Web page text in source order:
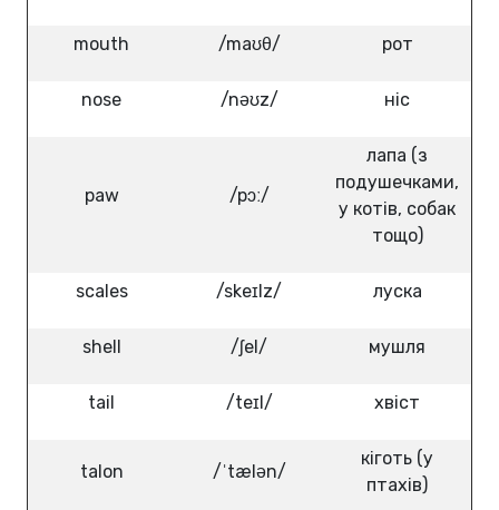
mouth /maʊθ/ рот
nose /nəʊz/ ніс
paw /pɔː/
лапа (з
подушечками,
у котів, собак
тощо)
scales /skeɪlz/ луска
shell /ʃel/ мушля
tail /teɪl/ хвіст
talon /ˈtælən/
кіготь (у
птахів)